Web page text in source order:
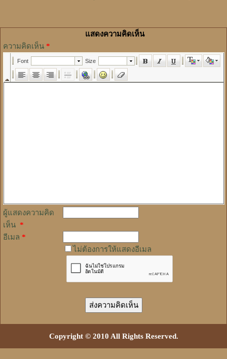
แสดงความคิดเห็น
ความคิดเห็น *
ผู้แสดงความคิด
เห็น *
อีเมล *
ไม่ต้องการให้แสดงอีเมล
Copyright © 2010 All Rights Reserved.